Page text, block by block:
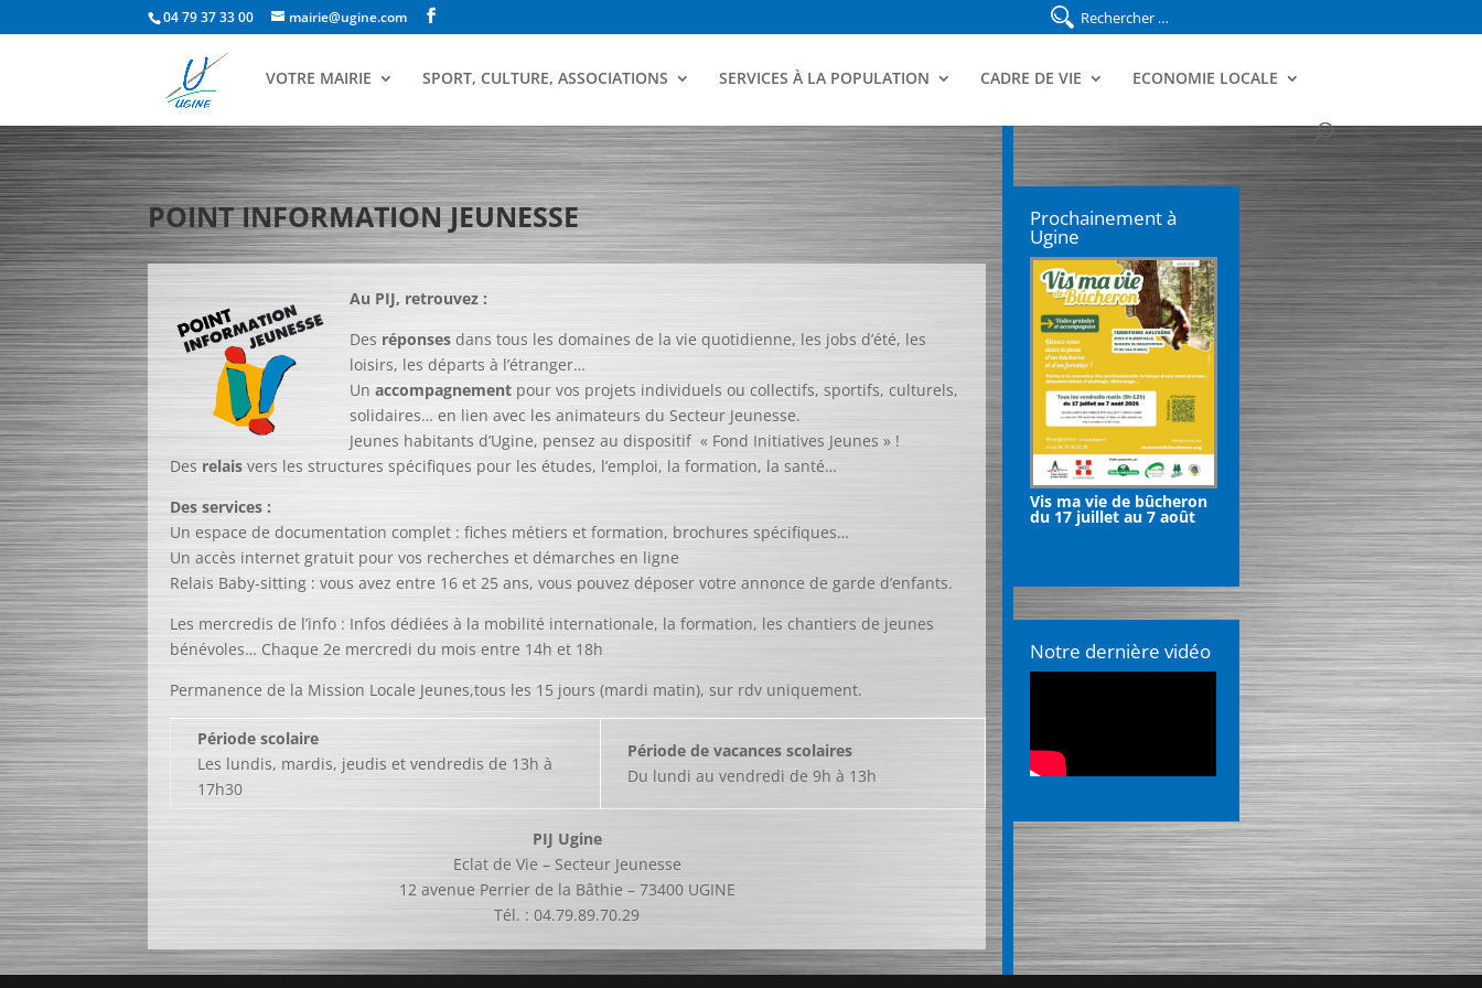
04 79 37 33 00 mairie@ugine.com
VOTRE MAIRIE SPORT, CULTURE, ASSOCIATIONS SERVICES À LA POPULATION CADRE DE VIE ECONOMIE LOCALE
POINT INFORMATION JEUNESSE
Au PIJ, retrouvez :
Des réponses dans tous les domaines de la vie quotidienne, les jobs d’été, les
loisirs, les départs à l’étranger…
Unaccompagnement pour vos projets individuels ou collectifs, sportifs, culturels,
solidaires… en lien avec les animateurs du Secteur Jeunesse.
Jeunes habitants d’Ugine, pensez au dispositif « Fond Initiatives Jeunes » !
Des relaisvers les structures spécifiques pour les études, l’emploi, la formation, la santé…
Des services :
Un espace de documentation complet : fiches métiers et formation, brochures spécifiques…
Un accès internet gratuit pour vos recherches et démarches en ligne
Relais Baby-sitting : vous avez entre 16 et 25 ans, vous pouvez déposer votre annonce de garde d’enfants.
Les mercredis de l’info : Infos dédiées à la mobilité internationale, la formation, les chantiers de jeunes
bénévoles… Chaque 2e mercredi du mois entre 14h et 18h
Permanence de la Mission Locale Jeunes,tous les 15 jours (mardi matin), sur rdv uniquement.
Période scolaire
Les lundis, mardis, jeudis et vendredis de 13h à
17h30
Période de vacances scolaires
Du lundi au vendredi de 9h à 13h
PIJ Ugine
Eclat de Vie – Secteur Jeunesse
12 avenue Perrier de la Bâthie – 73400 UGINE
Tél. : 04.79.89.70.29
Prochainement à
Ugine
Vis ma vie de bûcheron
du 17 juillet au 7 août
Notre dernière vidéo